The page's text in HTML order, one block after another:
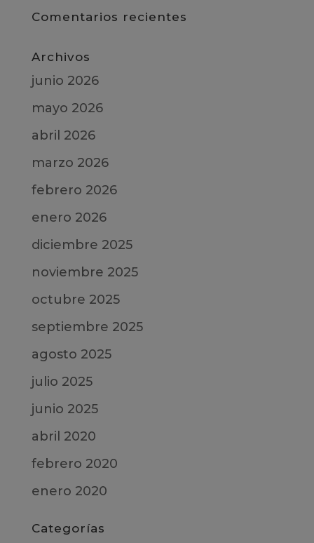
Comentarios recientes
Archivos
junio 2026
mayo 2026
abril 2026
marzo 2026
febrero 2026
enero 2026
diciembre 2025
noviembre 2025
octubre 2025
septiembre 2025
agosto 2025
julio 2025
junio 2025
abril 2020
febrero 2020
enero 2020
Categorías